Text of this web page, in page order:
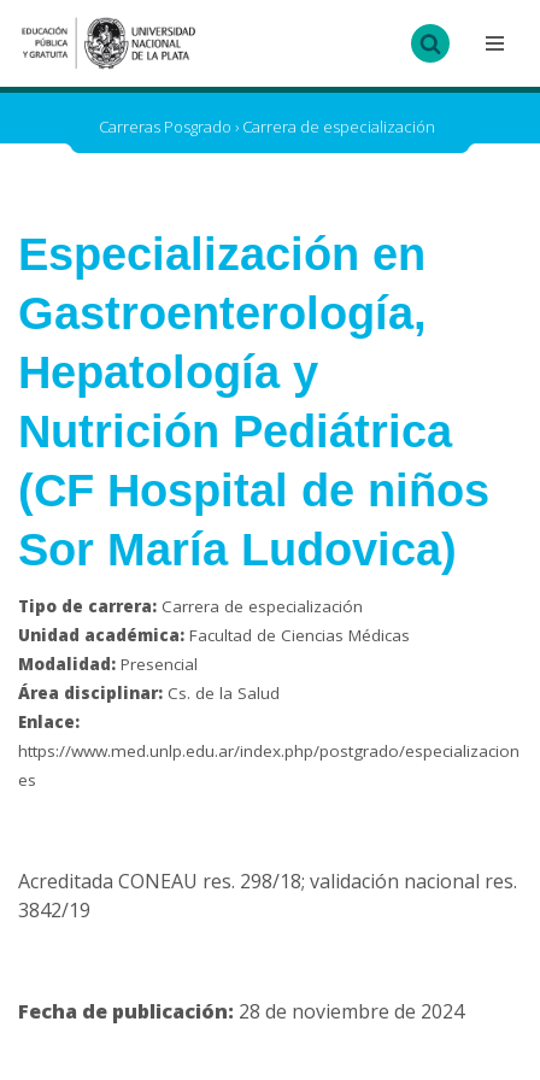
Ir
al
Carreras Posgrado › Carrera de especialización
Especialización en
Gastroenterología,
Hepatología y
Nutrición Pediátrica
(CF Hospital de niños
Sor María Ludovica)
Tipo de carrera: Carrera de especialización
Unidad académica: Facultad de Ciencias Médicas
Modalidad: Presencial
Área disciplinar: Cs. de la Salud
Enlace:
https://www.med.unlp.edu.ar/index.php/postgrado/especializacion
es
Acreditada CONEAU res. 298/18; validación nacional res.
3842/19
Fecha de publicación: 28 de noviembre de 2024